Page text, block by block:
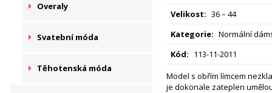
Overaly
Svatební móda
Těhotenská móda
Velikost: 36 – 44
Kategorie: Normální
Kód: 113-11-2011
Model s obřím límcem
je dokonale zateplen